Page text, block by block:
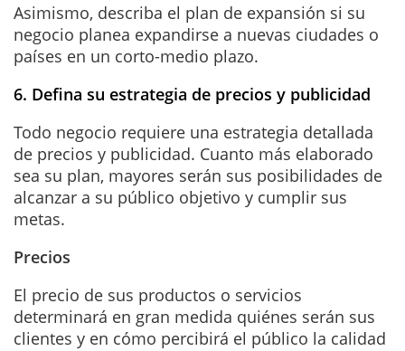
Asimismo, describa el plan de expansión si su
negocio planea expandirse a nuevas ciudades o
países en un corto-medio plazo.
6. Defina su estrategia de precios y publicidad
Todo negocio requiere una estrategia detallada
de precios y publicidad. Cuanto más elaborado
sea su plan, mayores serán sus posibilidades de
alcanzar a su público objetivo y cumplir sus
metas.
Precios
El precio de sus productos o servicios
determinará en gran medida quiénes serán sus
clientes y en cómo percibirá el público la calidad